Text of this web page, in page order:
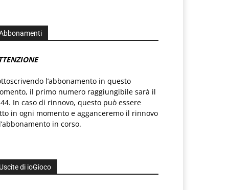
l’abbonamento in questo
il primo numero raggiungibile sarà il
In caso di rinnovo, questo può essere
in ogni momento e agganceremo il rinnovo
in corso.
Uscite di ioGioco